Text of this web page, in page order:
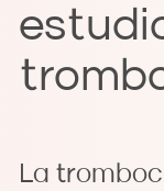
La